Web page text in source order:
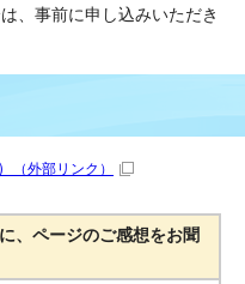
、事前に申し込みいただき
（外部リンク）
、ページのご感想をお聞